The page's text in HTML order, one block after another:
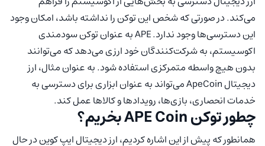
می‌کند. در صورتی که شخص این توکن را نداشته باشد، امکان وجود
این دسترسی‌ها وجود ندارد. APE به عنوان توکن سودمندی
اکوسیستم، به شرکت‌کنندگان خود ارزی می‌دهد که می‌توانند
بدون هیچ واسطه متمرکزی استفاده شود. به عنوان مثال، ارز
دیجیتال ApeCoin می‌تواند به عنوان ابزاری برای دسترسی به
خدمات انحصاری، بازی‌ها، رویدادها و کالاها عمل کند.
چطور توکن APE Coin بخریم؟
همانطور که پیش از این اشاره کردیم، ارز دیجیتال ایپ کوین در حال